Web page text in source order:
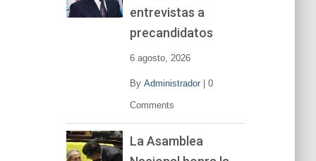
entrevistas a
precandidatos
6 agosto, 2026
By Administrador| 0
Comments
La Asamblea